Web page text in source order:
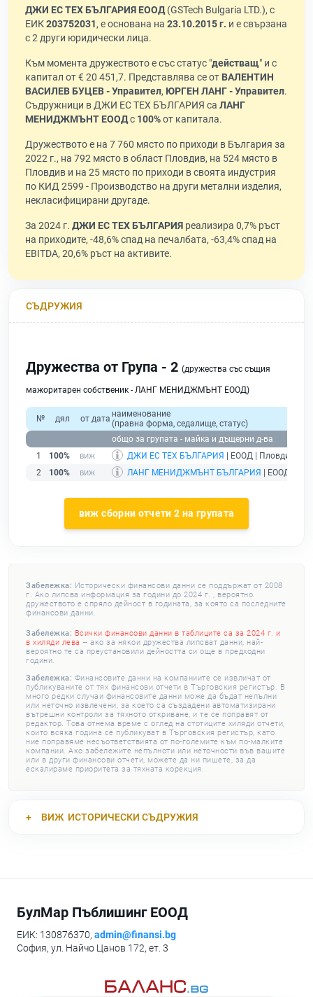
ДЖИ ЕС ТЕХ БЪЛГАРИЯ ЕООД(GSTech Bulgaria LTD.), с
ЕИК203752031, е основана на 23.10.2015 г. и е свързана
с 2 други юридически лица.
Към момента дружеството е със статус "действащ" и с
капитал от € 20 451,7. Представлява се от ВАЛЕНТИН
ВАСИЛЕВ БУЦЕВ - Управител, ЮРГЕН ЛАНГ - Управител.
Съдружници в ДЖИ ЕС ТЕХ БЪЛГАРИЯ са ЛАНГ
МЕНИДЖМЪНТ ЕООДс 100%от капитала.
Дружеството е на 7 760 място по приходи в България за
2022 г., на 792 място в област Пловдив, на 524 място в
Пловдив и на 25 място по приходи в своята индустрия
по КИД 2599 - Производство на други метални изделия,
некласифицирани другаде.
За 2024 г. ДЖИ ЕС ТЕХ БЪЛГАРИЯ реализира 0,7% ръст
на приходите, -48,6% спад на печалбата, -63,4% спад на
EBITDA, 20,6% ръст на активите.
СЪДРУЖИЯ
Дружества от Група - 2 (дружества със същия
мажоритарен собственик - ЛАНГ МЕНИДЖМЪНТ ЕООД)
№ дял от дата наименование
(правна форма, седалище, статус)
общо за групата - майка и дъщерни д-ва
1
100% ДЖИ ЕС ТЕХ БЪЛГАРИЯ | ЕООД | Пловдив |
2
100% ЛАНГ МЕНИДЖМЪНТ БЪЛГАРИЯ | ЕООД |
виж сборни отчети 2 на групата
Забележка: Исторически финансови данни се поддържат от 2008
г. Ако липсва информация за години до 2024 г. , вероятно
дружеството е спряло дейност в годината, за която са последните
финансови данни.
Забележка: Всички финансови данни в таблиците са за 2024 г. и
в хиляди лева – ако за някои дружества липсват данни, най-
вероятно те са преустановили дейността си още в предходни
години.
Забележка: Финансовите данни на компаниите се извличат от
публикуваните от тях финансови отчети в Търговския регистър. В
много редки случаи финансовите данни може да бъдат непълни
или неточно извлечени, за което са създадени автоматизирани
вътрешни контроли за тяхното откриване, и те се поправят от
редактор. Това отнема време с оглед на стотиците хиляди отчети,
които всяка година се публикуват в Търговския регистър, като
ние поправяме несъответствията от по-големите към по-малките
компании. Ако забележите непълноти или неточности във вашите
или в други финансови отчети, можете да ни пишете, за да
ескалираме приоритета за тяхната корекция.
ВИЖ ИСТОРИЧЕСКИ СЪДРУЖИЯ
БулМар Пъблишинг ЕООД
ЕИК: 130876370, admin@finansi.bg
София, ул. Найчо Цанов 172, ет. 3